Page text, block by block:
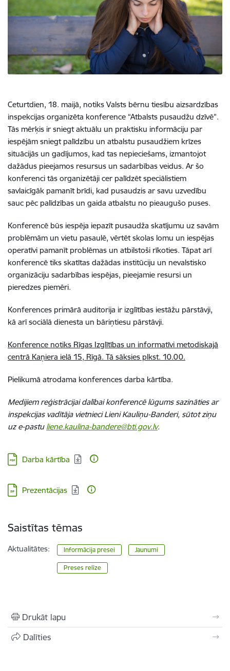
Ceturtdien, 18. maijā, notiks Valsts bērnu tiesību aizsardzības
inspekcijas organizēta konference “Atbalsts pusaudžu dzīvē”.
Tās mērķis ir sniegt aktuālu un praktisku informāciju par
iespējām sniegt palīdzību un atbalstu pusaudžiem krīzes
situācijās un gadījumos, kad tas nepieciešams, izmantojot
dažādus pieejamos resursus un sadarbības veidus. Ar šo
konferenci tās organizētāji cer palīdzēt speciālistiem
savlaicīgāk pamanīt brīdi, kad pusaudzis ar savu uzvedību
sauc pēc palīdzības un gaida atbalstu no pieaugušo puses.
Konferencē būs iespēja iepazīt pusaudža skatījumu uz savām
problēmām un vietu pasaulē, vērtēt skolas lomu un iespējas
operatīvi pamanīt problēmas un atbilstoši rīkoties. Tāpat arī
konferencē tiks skatītas dažādas institūciju un nevalstisko
organizāciju sadarbības iespējas, pieejamie resursi un
pieredzes piemēri.
Konferences primārā auditorija ir izglītības iestāžu pārstāvji,
kā arī sociālā dienesta un bāriņtiesu pārstāvji.
Konference notiks Rīgas Izglītības un informatīvi metodiskajā
centrā Kaņiera ielā 15, Rīgā. Tā sāksies plkst. 10.00.
Pielikumā atrodama konferences darba kārtība.
Medijiem reģistrācijai dalībai konferencē lūgums sazināties ar
inspekcijas vadītāja vietnieci Lieni Kauliņu-Banderi, sūtot ziņu
uz e-pastu liene.kaulina-bandere@bti.gov.lv.
Lejupielādēt:
Darba kārtība
Lejupielādēt:
Prezentācijas
Saistītas tēmas
Aktualitātes: Informācija presei Jaunumi
Preses relīze
Drukāt lapu
Dalīties